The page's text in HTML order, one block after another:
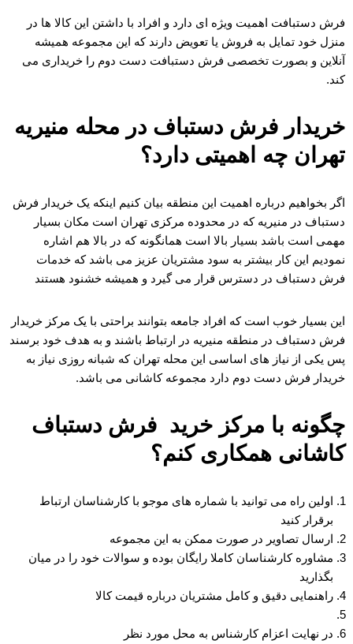
فرش دستبافت اهمیت ویژه ای دارد و افراد با داشتن این کالا ها در
منزل خود تمایل به فروش یا تعویض دارند که این مجموعه همیشه
آنلاین و بصورت تخصصی فرش دستبافت دست دوم را خریداری می
کند.
خریدار فرش دستباف در محله منیریه
تهران چه اهمیتی دارد؟
اگر بخواهیم درباره اهمیت این منطقه بیان کنیم اینکه یک خریدار فرش
دستباف در منیریه که در محدوده مرکزی تهران است مکان بسیار
مهمی است باشد بسیار بالا است همانگونه که در بالا هم اشاره
نمودیم این کار بیشتر به سود مشتریان عزیز می باشد که خدمات
فرش دستباف در دسترس قرار می گیرد و همیشه خشنود هستند
این بسیار خوب است که افراد جامعه بتوانند براحتی با یک مرکز خریدار
فرش دستباف در منطقه منیریه در ارتباط باشند و به هدف خود برسند
پس یکی از نیاز های اساسی این محله تهران که شبانه روزی نیاز به
خریدار فرش دست دوم دارد مجموعه کاشانی می باشد.
چگونه با مرکز خرید فرش دستباف
کاشانی همکاری کنم؟
اولین راه می توانید با شماره های موجو با کارشناسان ارتباط
برقرار کنید
ارسال تصاویر در صورت ممکن به این مجموعه
مشاوره کارشناسان کاملا رایگان بوده و سوالات خود را در میان
بگذارید
راهنمایی دقیق و کامل مشتریان درباره قیمت کالا
در نهایت اعزام کارشناس به محل مورد نظر